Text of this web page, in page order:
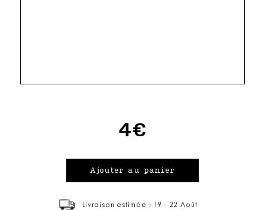
4€
Livraison estimée : 19 - 22 Août